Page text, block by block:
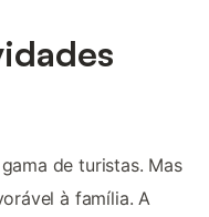
de turistas. Mas
à família. A